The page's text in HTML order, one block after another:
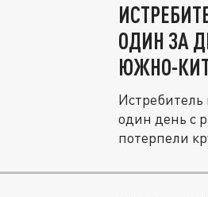
ОДИН ЗА
ЮЖНО-
один день с
потерпели